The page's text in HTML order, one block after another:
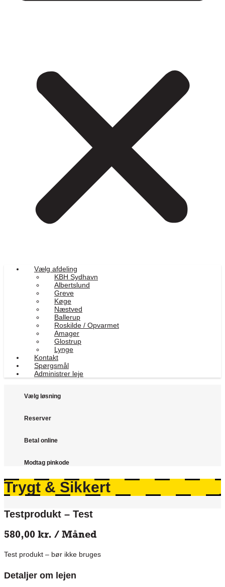
Vælg afdeling
KBH Sydhavn
Albertslund
Greve
Køge
Næstved
Ballerup
Roskilde / Opvarmet
Amager
Glostrup
Lynge
Kontakt
Spørgsmål
Administrer leje
Vælg løsning
Reserver
Betal online
Modtag pinkode
Trygt & Sikkert
Testprodukt – Test
580,00 kr. / Måned
Test produkt – bør ikke bruges
Detaljer om lejen